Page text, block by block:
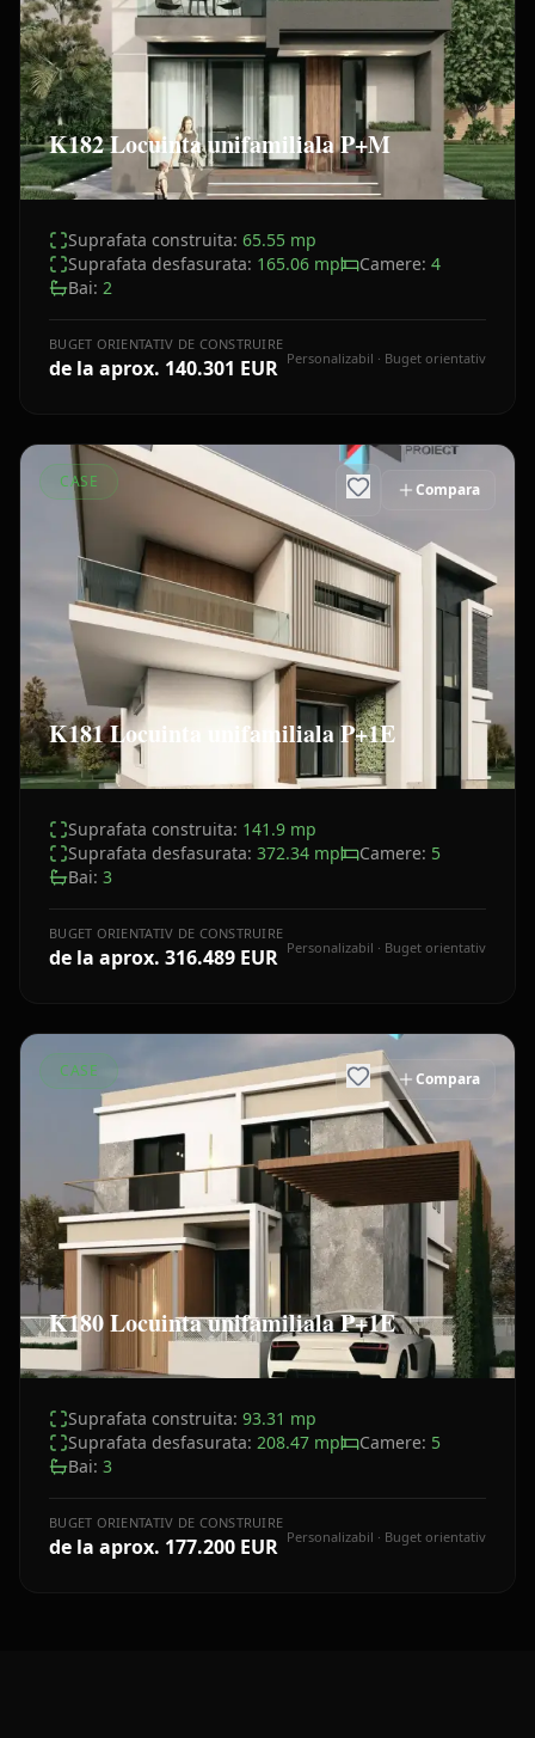
K182 Locuinta unifamiliala P+M
Suprafata construita: 65.55 mp
Suprafata desfasurata: 165.06 mp Camere: 4
Bai: 2
BUGET ORIENTATIV DE CONSTRUIRE
de la aprox. 140.301 EUR Personalizabil · Buget orientativ
Compara
CASE
K181 Locuinta unifamiliala P+1E
Suprafata construita: 141.9 mp
Suprafata desfasurata: 372.34 mp Camere: 5
Bai: 3
BUGET ORIENTATIV DE CONSTRUIRE
de la aprox. 316.489 EUR Personalizabil · Buget orientativ
Compara
CASE
K180 Locuinta unifamiliala P+1E
Suprafata construita: 93.31 mp
Suprafata desfasurata: 208.47 mp Camere: 5
Bai: 3
BUGET ORIENTATIV DE CONSTRUIRE
de la aprox. 177.200 EUR Personalizabil · Buget orientativ